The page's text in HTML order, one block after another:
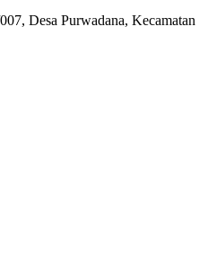
Desa Purwadana, Kecamatan